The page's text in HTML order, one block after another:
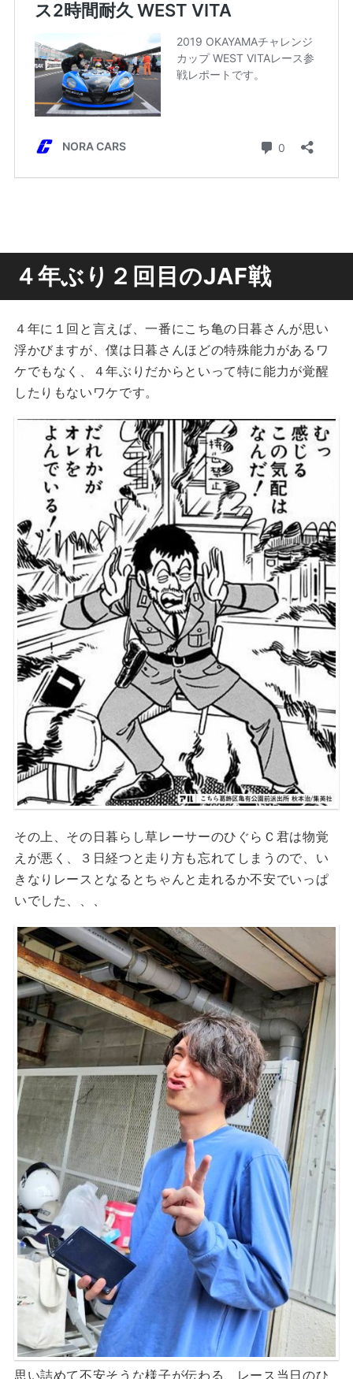
４年ぶり２回目のJAF戦
４年に１回と言えば、一番にこち亀の日暮さんが思い
浮かびますが、僕は日暮さんほどの特殊能力があるワ
ケでもなく、４年ぶりだからといって特に能力が覚醒
したりもないワケです。
その上、その日暮らし草レーサーのひぐらＣ君は物覚
えが悪く、３日経つと走り方も忘れてしまうので、い
きなりレースとなるとちゃんと走れるか不安でいっぱ
いでした、、、
思い詰めて不安そうな様子が伝わる、レース当日のひ